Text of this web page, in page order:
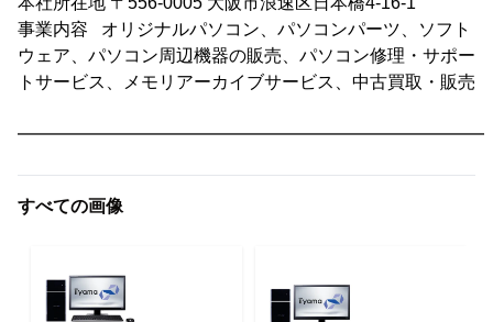
事業内容 オリジナルパソコン、パソコンパーツ、ソフト
ウェア、パソコン周辺機器の販売、パソコン修理・サポー
トサービス、メモリアーカイブサービス、中古買取・販売
すべての画像